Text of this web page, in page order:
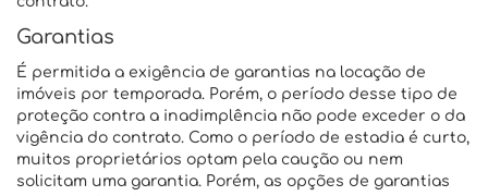
Garantias
É permitida a exigência de garantias na locação de
imóveis por temporada. Porém, o período desse tipo de
proteção contra a inadimplência não pode exceder o da
vigência do contrato. Como o período de estadia é curto,
muitos proprietários optam pela caução ou nem
solicitam uma garantia. Porém, as opções de garantias